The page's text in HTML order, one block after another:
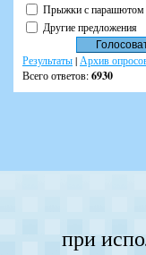
Прыжки с парашютом
Другие предложения
Результаты| Архив
Всего ответов:6930
при